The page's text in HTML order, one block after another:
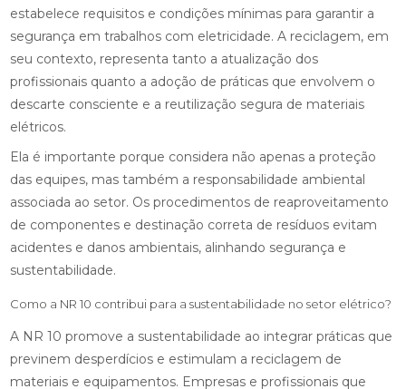
estabelece requisitos e condições mínimas para garantir a
segurança em trabalhos com eletricidade. A reciclagem, em
seu contexto, representa tanto a atualização dos
profissionais quanto a adoção de práticas que envolvem o
descarte consciente e a reutilização segura de materiais
elétricos.
Ela é importante porque considera não apenas a proteção
das equipes, mas também a responsabilidade ambiental
associada ao setor. Os procedimentos de reaproveitamento
de componentes e destinação correta de resíduos evitam
acidentes e danos ambientais, alinhando segurança e
sustentabilidade.
Como a NR 10 contribui para a sustentabilidade no setor elétrico?
A NR 10 promove a sustentabilidade ao integrar práticas que
previnem desperdícios e estimulam a reciclagem de
materiais e equipamentos. Empresas e profissionais que